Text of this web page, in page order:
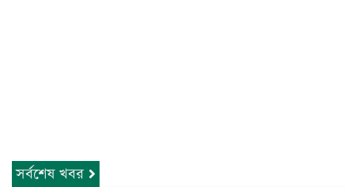
সর্বশেষ খবর